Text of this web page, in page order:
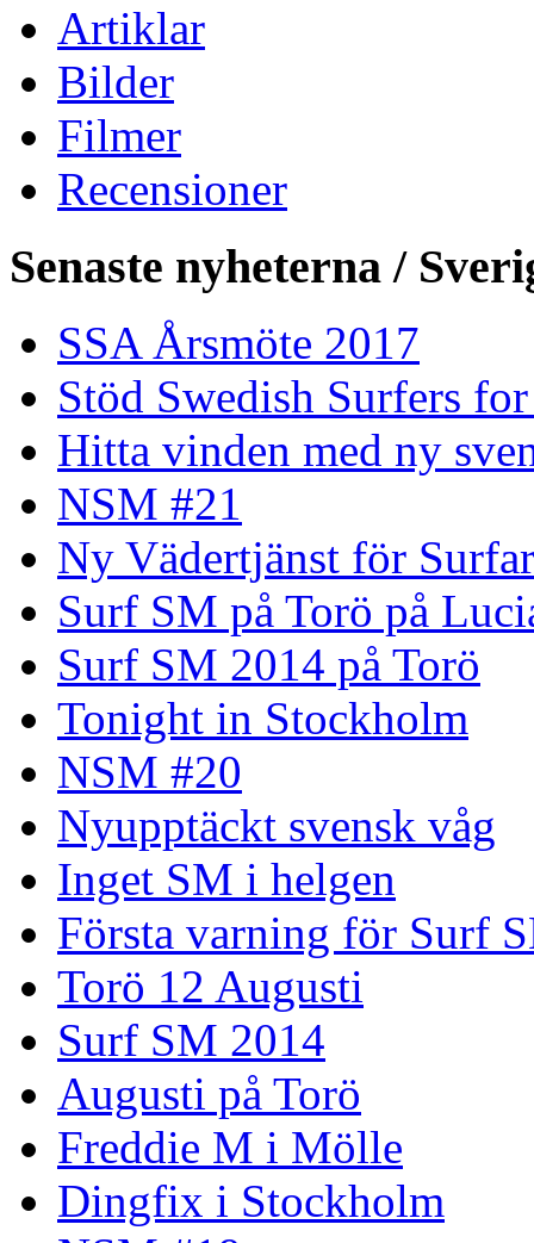
Artiklar
Bilder
Filmer
Recensioner
Senaste nyheterna /
SSA Årsmöte 2017
Stöd Swedish Surfers
Hitta vinden med ny
NSM #21
Ny Vädertjänst för
Surf SM på Torö på
Surf SM 2014 på Torö
Tonight in Stockholm
NSM #20
Nyupptäckt svensk våg
Inget SM i helgen
Första varning för Surf
Torö 12 Augusti
Surf SM 2014
Augusti på Torö
Freddie M i Mölle
Dingfix i Stockholm